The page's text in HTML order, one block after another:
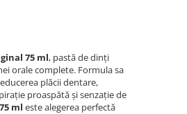
75 ml, pastă de dinți
orale complete. Formula sa
plăcii dentare,
proaspătă și senzație de
ml este alegerea perfectă